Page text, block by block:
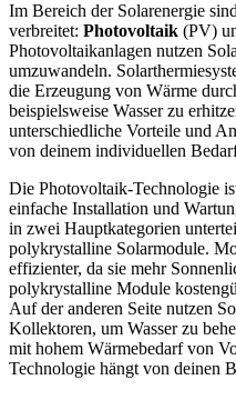
Im Bereich der Solarenergie
verbreitet: Photovoltaik (PV)
Photovoltaikanlagen nutzen
umzuwandeln.
die Erzeugung von Wärme
beispielsweise Wasser zu
unterschiedliche Vorteile und
von deinem individuellen
Die Photovoltaik-Technologie
einfache Installation und
in zwei Hauptkategorien
polykrystalline Solarmodule.
effizienter, da sie mehr
polykrystalline Module
Auf der anderen Seite nutzen
Kollektoren, um Wasser zu
mit hohem Wärmebedarf von
Technologie hängt von deinen